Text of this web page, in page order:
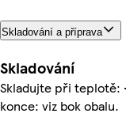
Skladování a příprava
Skladování
Skladujte při teplotě:
konce: viz bok obalu.